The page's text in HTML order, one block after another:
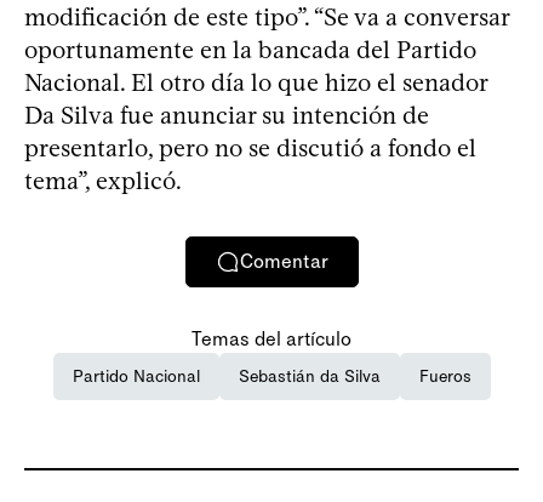
modificación de este tipo”. “Se va a conversar
oportunamente en la bancada del Partido
Nacional. El otro día lo que hizo el senador
Da Silva fue anunciar su intención de
presentarlo, pero no se discutió a fondo el
tema”, explicó.
Comentar
Temas del artículo
Partido Nacional Sebastián da Silva Fueros